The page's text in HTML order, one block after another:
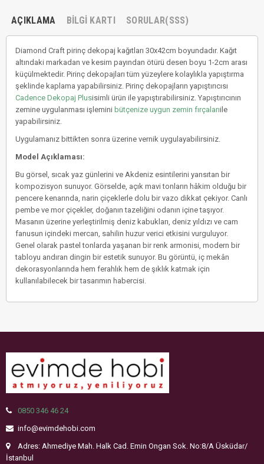
AÇIKLAMA BILGI KARTI SORULAR(SSS)
Diamond Craft pirinç dekopaj kağıtları 30x42cm boyundadır. Kağıt
altındaki markadan ve kesim payından ötürü desen boyu 1-2cm arası
küçülmektedir. Pirinç dekopajları tüm yüzeylere kolaylıkla yapıştırma
şeklinde kaplama yapabilirsiniz. Pirinç dekopajların yapıştırıcısı
Cadence Dekopaj Plusisimli ürün ile yapıştırabilirsiniz. Yapıştırıcının
zemine uygulanması işlemini bütçenize uygun zemin fırçalarıile
yapabilirsiniz.
Uygulamanız bittikten sonra üzerine vernik uygulayabilirsiniz.
Model Açıklaması:
Bu görsel, sıcak yaz günlerini ve Akdeniz esintilerini yansıtan bir
kompozisyon sunuyor. Görselde, açık mavi tonların hâkim olduğu bir
pencere kenarında, narin çiçeklerle dolu bir vazo dikkat çekiyor. Canlı
pembe ve mor çiçekler, doğanın tazeliğini odanın içine taşıyor.
Masanın üzerine yerleştirilmiş deniz kabukları, deniz yıldızı ve cam
fanusun içindeki mercan, sahilin huzur verici etkisini vurguluyor.
Genel olarak pastel tonlarda yaşanan bir renk armonisi, modern bir
tabloyu andıran dingin bir estetik sunuyor. Bu görüntü, iç mekân
dekorasyonlarında hem ferahlık hem de şıklık katmak için
kullanılabilecek bir tasarımın habercisi.
0850 346 46 24
info@evimdehobi.com
Adres: Ahmediye Mah. Halk Cad. Emin Ongan Sok. No:8/A Üsküdar/
İstanbul